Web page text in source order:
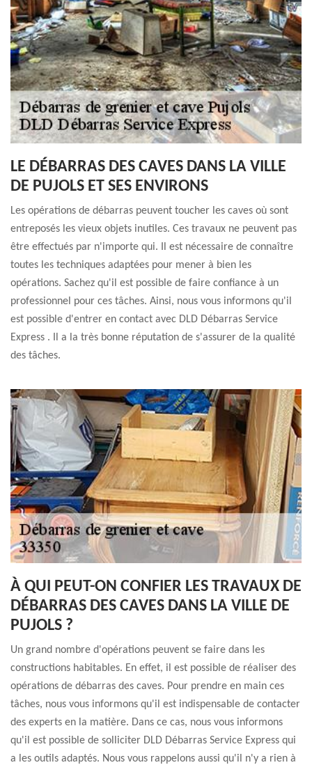
LE DÉBARRAS DES CAVES DANS LA VILLE
DE PUJOLS ET SES ENVIRONS
Les opérations de débarras peuvent toucher les caves où sont
entreposés les vieux objets inutiles. Ces travaux ne peuvent pas
être effectués par n'importe qui. Il est nécessaire de connaître
toutes les techniques adaptées pour mener à bien les
opérations. Sachez qu'il est possible de faire confiance à un
professionnel pour ces tâches. Ainsi, nous vous informons qu'il
est possible d'entrer en contact avec DLD Débarras Service
Express . Il a la très bonne réputation de s'assurer de la qualité
des tâches.
À QUI PEUT-ON CONFIER LES TRAVAUX DE
DÉBARRAS DES CAVES DANS LA VILLE DE
PUJOLS ?
Un grand nombre d'opérations peuvent se faire dans les
constructions habitables. En effet, il est possible de réaliser des
opérations de débarras des caves. Pour prendre en main ces
tâches, nous vous informons qu'il est indispensable de contacter
des experts en la matière. Dans ce cas, nous vous informons
qu'il est possible de solliciter DLD Débarras Service Express qui
a les outils adaptés. Nous vous rappelons aussi qu'il n'y a rien à